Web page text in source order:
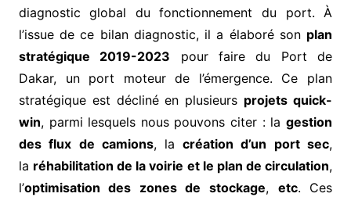
diagnostic global du fonctionnement du port. À
l’issue de ce bilan diagnostic, il a élaboré son plan
stratégique 2019-2023 pour faire du Port de
Dakar, un port moteur de l’émergence. Ce plan
stratégique est décliné en plusieurs projets quick-
win, parmi lesquels nous pouvons citer : lagestion
des flux de camions, la création d’un port sec,
la réhabilitation de la voirie et le plan de circulation,
l’optimisation des zones de stockage, etc. Ces